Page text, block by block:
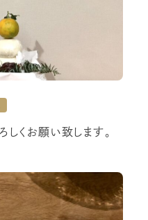
くお願い致します。